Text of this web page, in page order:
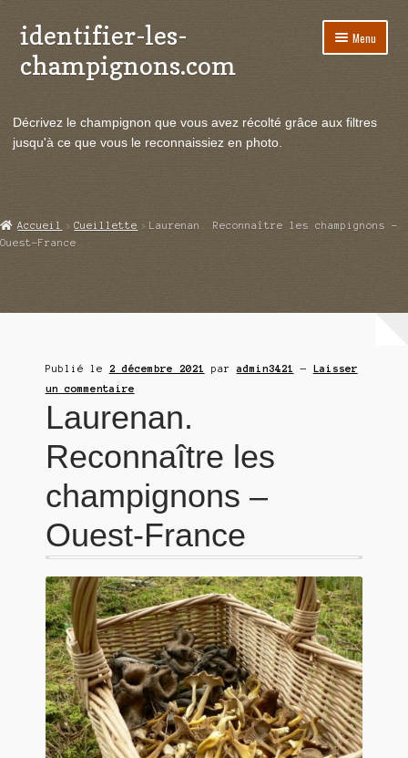
Aller
à
la
Aller
au
contenu
identifier-les-
champignons.com
Menu
le
Actualités
menu
Echanges et contacts
Ouvrir
Décrivez le champignon que vous avez récolté grâce aux filtres
jusqu'à ce que vous le reconnaissiez en photo.
Accueil Cueillette
Laurenan. Reconnaître les champignons –
Ouest-France
Publié le 2 décembre 2021 paradmin3421 — Laisser
un commentaire
Laurenan.
Reconnaître les
champignons –
Ouest-France